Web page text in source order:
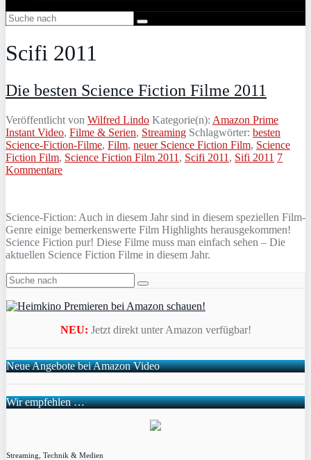
Scifi 2011
Die besten Science Fiction Filme 2011
Veröffentlicht von Wilfred Lindo Kategorie(n): Amazon Prime
Instant Video, Filme & Serien, Streaming Schlagwörter: besten
Science-Fiction-Filme, Film, neuer Science Fiction Film, Science
Fiction Film, Science Fiction Film 2011 , Scifi 2011 , Sifi 2011 7
Kommentare
Science-Fiction: Auch in diesem Jahr sind in diesem speziellen Film-
Genre einige bemerkenswerte Film Highlights herausgekommen!
Science Fiction pur! Diese Filme muss man einfach sehen – Die
aktuellen Science Fiction Filme in diesem Jahr.
NEU: Jetzt direkt unter Amazon verfügbar!
Neue Angebote bei Amazon Video
Wir empfehlen …
Streaming, Technik & Medien